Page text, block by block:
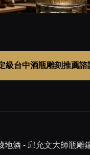
級台中酒瓶雕刻推薦諮
地酒 - 邱允文大師瓶雕